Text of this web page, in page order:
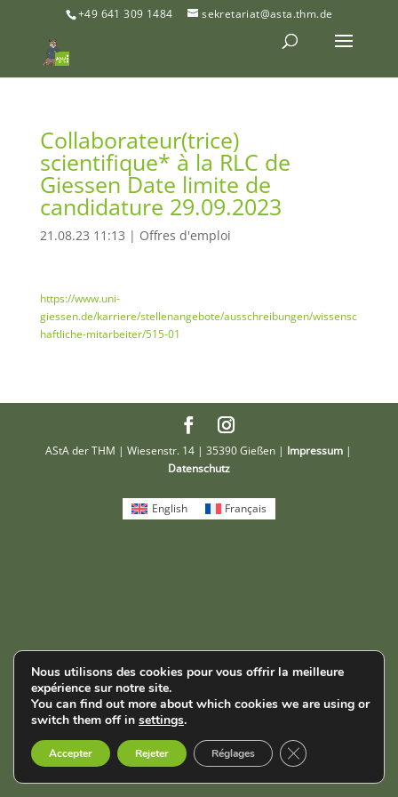
+49 641 309 1484 sekretariat@asta.thm.de
Collaborateur(trice)
scientifique* à la RLC de
Giessen Date limite de
candidature 29.09.2023
21.08.23 11:13 | Offres d'emploi
https://www.uni-
giessen.de/karriere/stellenangebote/ausschreibungen/wissensc
haftliche-mitarbeiter/515-01
AStA der THM | Wiesenstr. 14 | 35390 Gießen | Impressum |
Datenschutz
Nous utilisons des cookies pour vous offrir la meilleure
expérience sur notre site.
You can find out more about which cookies we are using or
switch them off in settings.
Accepter Rejeter Réglages Fermer la
English Français